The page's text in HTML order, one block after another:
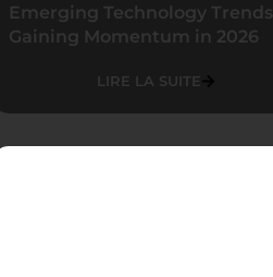
Emerging Technology Trends
Gaining Momentum in 2026
LIRE LA SUITE